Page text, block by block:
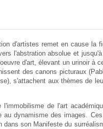
d'artistes remet en cause la
l'abstration absolue et
d'art, élevant un urinoir à
des canons picturaux
s'attachent aux thèmes de
de l'art
dynamisme des images.
son Manifeste du